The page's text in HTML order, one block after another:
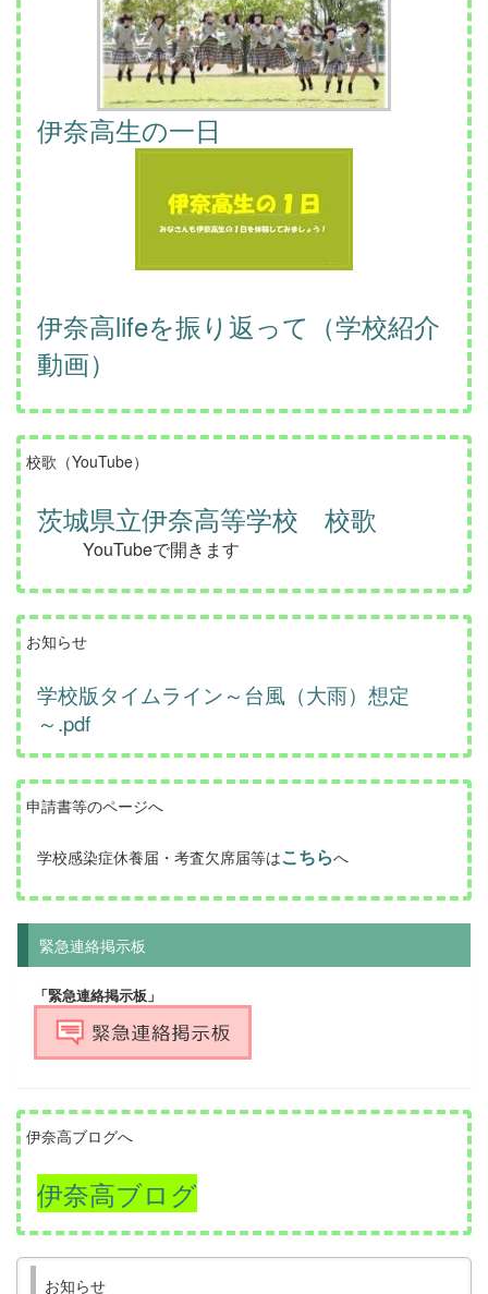
伊奈高生の一日
伊奈高lifeを振り返って（学校紹介
動画）
校歌（YouTube）
茨城県立伊奈高等学校 校歌
YouTubeで開きます
お知らせ
学校版タイムライン～台風（大雨）想定
～.pdf
申請書等のページへ
学校感染症休養届・考査欠席届等はこちらへ
緊急連絡掲示板
「緊急連絡掲示板」
伊奈高ブログへ
伊奈高ブログ
お知らせ